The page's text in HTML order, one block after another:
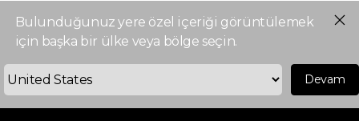
Bulunduğunuz yere özel içeriği görüntülemek
için başka bir ülke veya bölge seçin.
Devam